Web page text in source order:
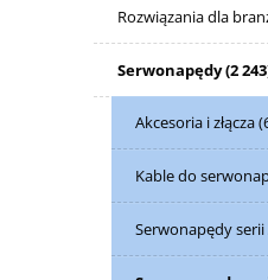
Rozwiązania dla
Serwonapędy(2
Akcesoria i złącza
Kable do
Serwonapędy serii